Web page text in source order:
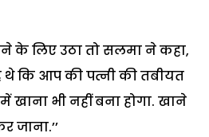
के लिए उठा तो सलमा ने कहा,
थे कि आप की पत्नी की तबीयत
खाना भी नहीं बना होगा. खाने
जाना.’’